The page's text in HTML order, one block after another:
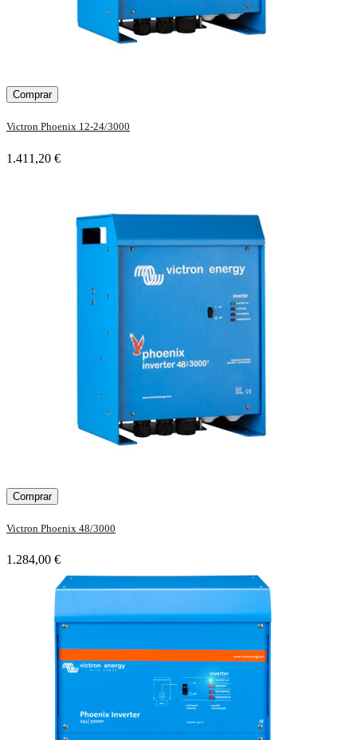
Comprar
Victron Phoenix 12-24/3000
1.411,20 €
Comprar
Victron Phoenix 48/3000
1.284,00 €